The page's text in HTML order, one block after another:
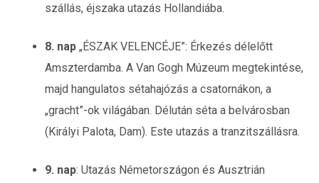
szállás, éjszaka utazás Hollandiába.
8. nap „ÉSZAK VELENCÉJE”: Érkezés délelőtt
Amszterdamba. A Van Gogh Múzeum megtekintése,
majd hangulatos sétahajózás a csatornákon, a
„gracht”-ok világában. Délután séta a belvárosban
(Királyi Palota, Dam). Este utazás a tranzitszállásra.
9. nap: Utazás Németországon és Ausztrián